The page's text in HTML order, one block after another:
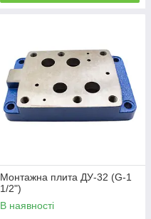
Монтажна плита ДУ-32 (G-1
1/2")
В наявності